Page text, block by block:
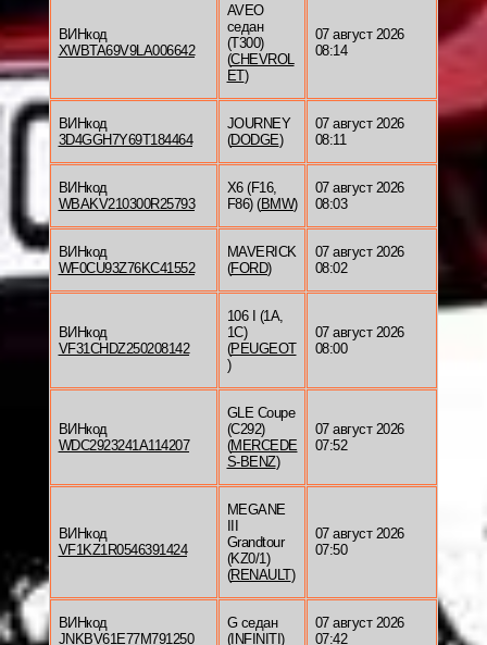
ВИНкод
XWBTA69V9LA006642
AVEO
седан
(T300)
(CHEVROL
ET)
07 август 2026
08:14
ВИНкод
3D4GGH7Y69T184464
JOURNEY
(DODGE)
07 август 2026
08:11
ВИНкод
WBAKV210300R25793
X6 (F16,
F86) (BMW)
07 август 2026
08:03
ВИНкод
WF0CU93Z76KC41552
MAVERICK
(FORD)
07 август 2026
08:02
ВИНкод
VF31CHDZ250208142
106 I (1A,
1C)
(PEUGEOT
)
07 август 2026
08:00
ВИНкод
WDC2923241A114207
GLE Coupe
(C292)
(MERCEDE
S-BENZ)
07 август 2026
07:52
ВИНкод
VF1KZ1R0546391424
MEGANE
III
Grandtour
(KZ0/1)
(RENAULT)
07 август 2026
07:50
ВИНкод
JNKBV61E77M791250
G седан
(INFINITI)
07 август 2026
07:42